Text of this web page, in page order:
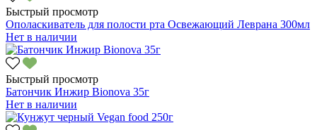
Быстрый просмотр
Ополаскиватель для полости рта Освежающий Леврана 300мл
Нет в наличии
Быстрый просмотр
Батончик Инжир Bionova 35г
Нет в наличии